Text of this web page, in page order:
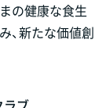
の健康な食生
、新たな価値創